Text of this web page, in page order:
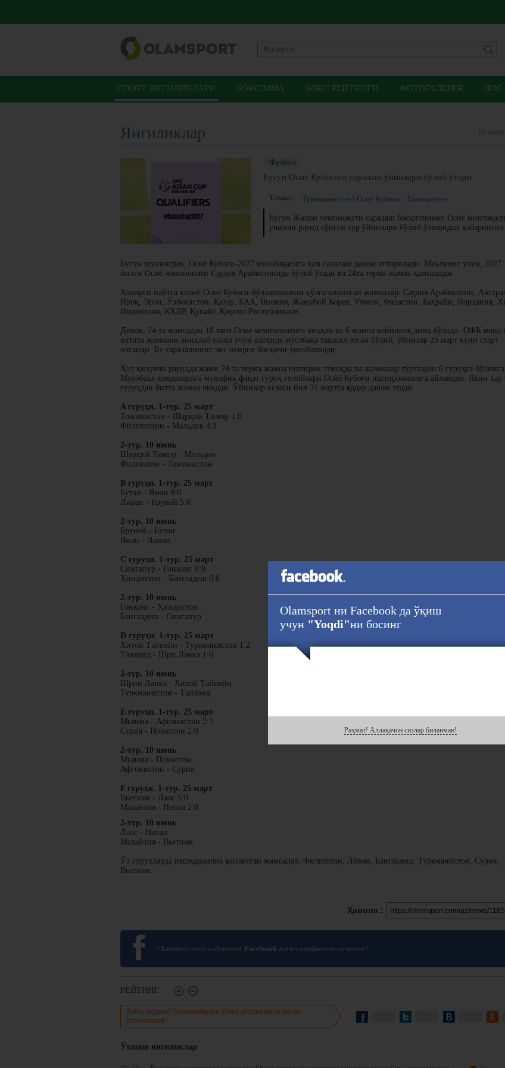
СПОРТ ЯНГИЛИКЛАРИ БОКС/ММА БОКС РЕЙТИНГИ ФОТОГАЛЕРЕЯ
Янгиликлар
Футбол
Бугун Осиё Кубогига саралаш ўйинлари бўлиб ўтади
Теглар : Туркманистон Осиё Кубоги Тожикистон
Бугун Жаҳон чемпионати саралаш босқичининг Осиё минтақаси
учинчи раунд сўнгги тур ўйинлари бўлиб ўтишидан хабарингиз
Бугун шунингдек, Осиё Кубоги-2027 мусобақасига ҳам саралаш давом эттирилади. Маълумот учун, 2027
йилги Осиё чемпионати Саудия Арабистонида бўлиб ўтади ва 24та терма жамоа қатнашади.
Ҳозирги пайтга келиб Осиё Кубоги йўлланмасини қўлга киритган жамоалар: Саудия Арабистони,
Ироқ, Эрон, Ўзбекистон, Қатар, БАА, Япония, Жанубий Корея, Уммон, Фаластин, Баҳрайн, Иордания,
Индонезия, КХДР, Қувайт, Қирғиз Республикаси.
Демак, 24 та жамоадан 18 таси Осиё чемпионатига чиққан ва 6 жамоа кейинроқ аниқ бўлади. ОФК мана
олтита жамоани аниқлаб олиш учун алоҳида мусобақа ташкил этган бўлиб, ўйинлар 25 март куни старт
олганди. Бу саралашнинг энг охирги босқичи ҳисобланади.
Ҳал қилувчи раундда жами 24 та терма жамоа иштирок этмоқда ва жамоалар тўрттадан 6 гуруҳга
Мусобақа қоидаларига мувофиқ фақат гуруҳ ғолиблари Осиё Кубоги иштирокчисига айланади. Яъни ҳар
гуруҳдан битта жамоа чиқади. Ўйинлар келаси йил 31 мартга қадар давом этади.
A гуруҳи. 1-тур. 25 март
Тожикистон - Шарқий Тимор 1:0
Филиппиин - Мальдив 4:1
2-тур. 10 июнь
Шарқий Тимор - Мальдив
Филиппин - Тожикистон
B гуруҳи. 1-тур. 25 март
Бутан - Яман 0:0
Ливан - Бруней 5:0
2-тур. 10 июнь
Бруней - Бутан
Яман - Ливан
C гуруҳи. 1-тур. 25 март
Сингапур - Гонконг 0:0
Ҳиндистон - Бангладеш 0:0
2-тур. 10 июнь
Гонконг - Ҳиндистон
Бангладеш - Сингапур
D гуруҳи. 1-тур. 25 март
Хитой Тайпейи - Туркманистон 1:2
Таиланд - Шри Ланка 1:0
2-тур. 10 июнь
Шрин Ланка - Хитой Тайпейи
Туркманистон - Таиланд
E гуруҳи. 1-тур. 25 март
Мьянма - Афғонистон 2:1
Сурия - Покистон 2:0
2-тур. 10 июнь
Мьянма - Покистон
Афғонистон - Сурия
F гуруҳи. 1-тур. 25 март
Вьетнам - Лаос 5:0
Малайзия - Непал 2:0
2-тур. 10 июнь
Лаос - Непал
Малайзия - Вьетнам
Ўз гуруҳларда пешқадамлик қилаётган жамоалар: Филиппин, Ливан, Бангладеш, Туркманистон, Сурия,
Вьетнам.
Ҳавола :
Olamsport.com сайтининг Facebook даги саҳифасини кузатинг!
РЕЙТИНГ:
Хабар ёқдими? Биринчилардан бўлиб дўстларингиз билан
ўртоқлашинг!
Ўхшаш янгиликлар
Olamsport ни Facebook да ўқиш
учун "Yoqdi"ни босинг
Раҳмат! Аллақачон сизлар биланман!